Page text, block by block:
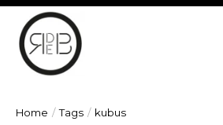
Home / Tags / kubus